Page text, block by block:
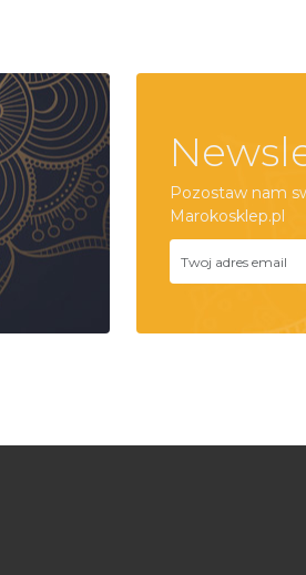
Pozostaw nam
Marokosklep.pl